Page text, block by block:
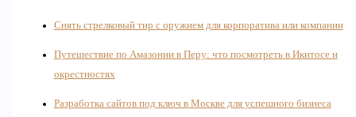
Снять стрелковый тир с оружием для корпоратива или компании
Путешествие по Амазонии в Перу: что посмотреть в Икитосе и
окрестностях
Разработка сайтов под ключ в Москве для успешного бизнеса